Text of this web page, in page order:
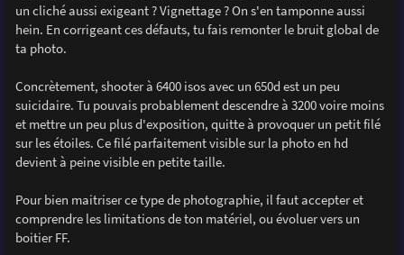
un cliché aussi exigeant ? Vignettage ? On s'en tamponne aussi
hein. En corrigeant ces défauts, tu fais remonter le bruit global de
ta photo.
Concrètement, shooter à 6400 isos avec un 650d est un peu
suicidaire. Tu pouvais probablement descendre à 3200 voire moins
et mettre un peu plus d'exposition, quitte à provoquer un petit filé
sur les étoiles. Ce filé parfaitement visible sur la photo en hd
devient à peine visible en petite taille.
Pour bien maitriser ce type de photographie, il faut accepter et
comprendre les limitations de ton matériel, ou évoluer vers un
boitier FF.